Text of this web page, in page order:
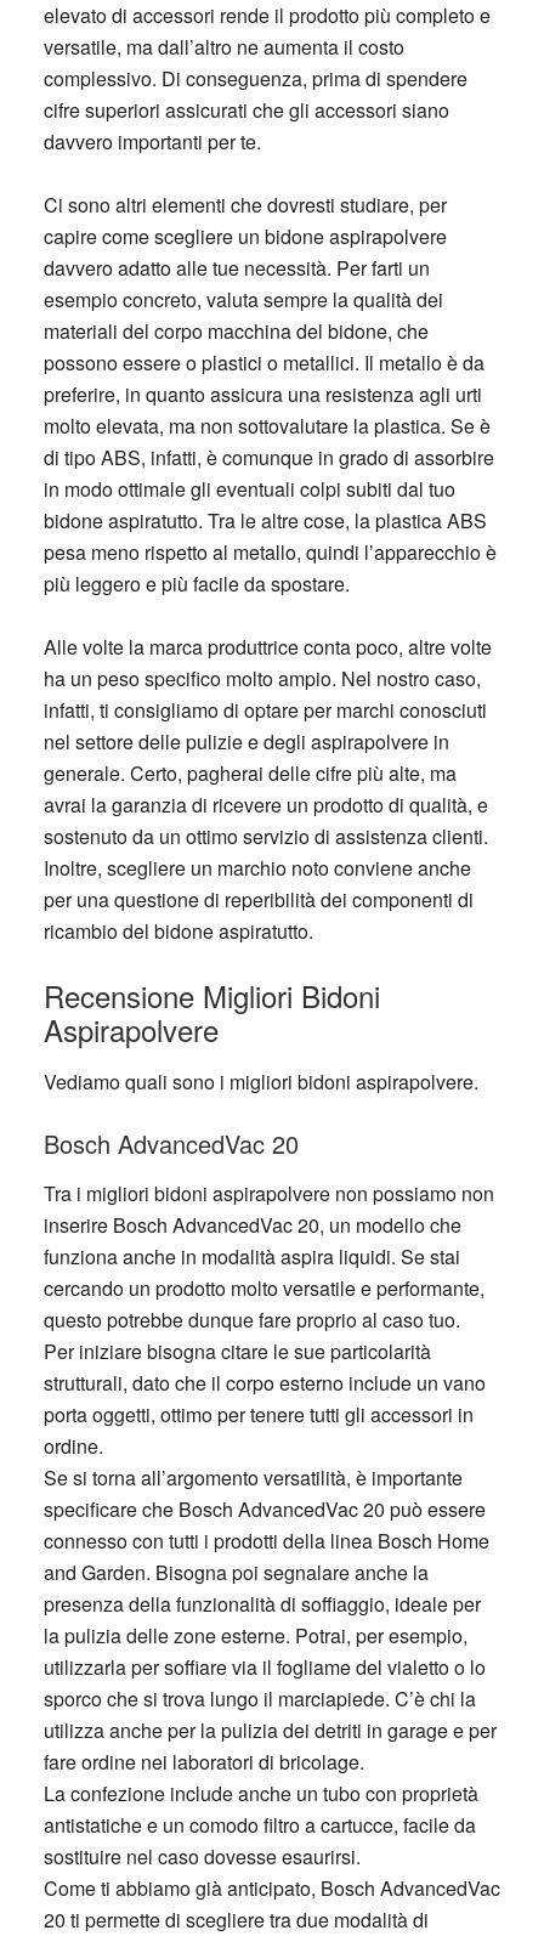
elevato di accessori rende il prodotto più completo e
versatile, ma dall’altro ne aumenta il costo
complessivo. Di conseguenza, prima di spendere
cifre superiori assicurati che gli accessori siano
davvero importanti per te.
Ci sono altri elementi che dovresti studiare, per
capire come scegliere un bidone aspirapolvere
davvero adatto alle tue necessità. Per farti un
esempio concreto, valuta sempre la qualità dei
materiali del corpo macchina del bidone, che
possono essere o plastici o metallici. Il metallo è da
preferire, in quanto assicura una resistenza agli urti
molto elevata, ma non sottovalutare la plastica. Se è
di tipo ABS, infatti, è comunque in grado di assorbire
in modo ottimale gli eventuali colpi subiti dal tuo
bidone aspiratutto. Tra le altre cose, la plastica ABS
pesa meno rispetto al metallo, quindi l’apparecchio è
più leggero e più facile da spostare.
Alle volte la marca produttrice conta poco, altre volte
ha un peso specifico molto ampio. Nel nostro caso,
infatti, ti consigliamo di optare per marchi conosciuti
nel settore delle pulizie e degli aspirapolvere in
generale. Certo, pagherai delle cifre più alte, ma
avrai la garanzia di ricevere un prodotto di qualità, e
sostenuto da un ottimo servizio di assistenza clienti.
Inoltre, scegliere un marchio noto conviene anche
per una questione di reperibilità dei componenti di
ricambio del bidone aspiratutto.
Recensione Migliori Bidoni
Aspirapolvere
Vediamo quali sono i migliori bidoni aspirapolvere.
Bosch AdvancedVac 20
Tra i migliori bidoni aspirapolvere non possiamo non
inserire Bosch AdvancedVac 20, un modello che
funziona anche in modalità aspira liquidi. Se stai
cercando un prodotto molto versatile e performante,
questo potrebbe dunque fare proprio al caso tuo.
Per iniziare bisogna citare le sue particolarità
strutturali, dato che il corpo esterno include un vano
porta oggetti, ottimo per tenere tutti gli accessori in
ordine.
Se si torna all’argomento versatilità, è importante
specificare che Bosch AdvancedVac 20 può essere
connesso con tutti i prodotti della linea Bosch Home
and Garden. Bisogna poi segnalare anche la
presenza della funzionalità di soffiaggio, ideale per
la pulizia delle zone esterne. Potrai, per esempio,
utilizzarla per soffiare via il fogliame del vialetto o lo
sporco che si trova lungo il marciapiede. C’è chi la
utilizza anche per la pulizia dei detriti in garage e per
fare ordine nei laboratori di bricolage.
La confezione include anche un tubo con proprietà
antistatiche e un comodo filtro a cartucce, facile da
sostituire nel caso dovesse esaurirsi.
Come ti abbiamo già anticipato, Bosch AdvancedVac
20 ti permette di scegliere tra due modalità di